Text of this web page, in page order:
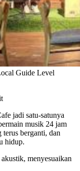
Guide Level
jadi satu-satunya
musik 24 jam
terus berganti, dan
hidup.
menyesuaikan